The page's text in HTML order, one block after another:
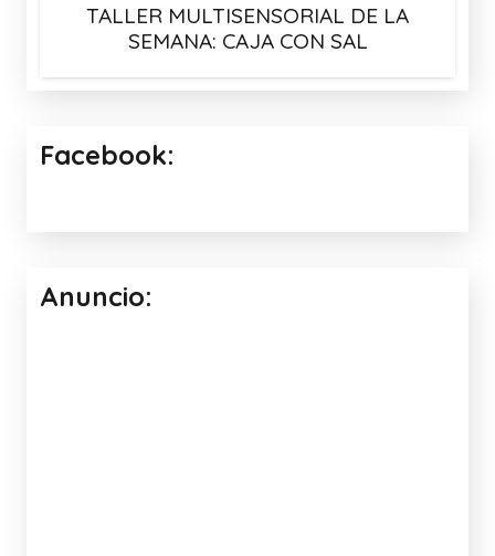
TALLER MULTISENSORIAL DE LA
SEMANA: CAJA CON SAL
Facebook:
Anuncio: